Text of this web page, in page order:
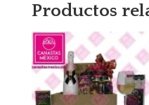
Productos